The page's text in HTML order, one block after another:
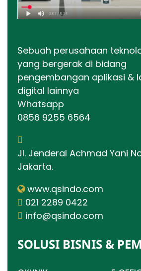
Sebuah perusahaan
yang bergerak di bidang
pengembangan aplikasi &
digital lainnya
Whatsapp
0856 9255 6564
Jl. Jenderal Achmad Yani No
Jakarta.
www.qsindo.com
021 2289 0422
info@qsindo.com
SOLUSI BISNIS &